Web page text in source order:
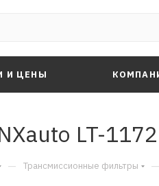
И ЦЕНЫ
LT-1172
— Трансмиссионные фильтры —